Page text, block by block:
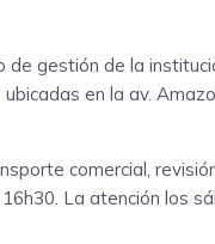
gestión de la
en la av.
comercial,
La atención los